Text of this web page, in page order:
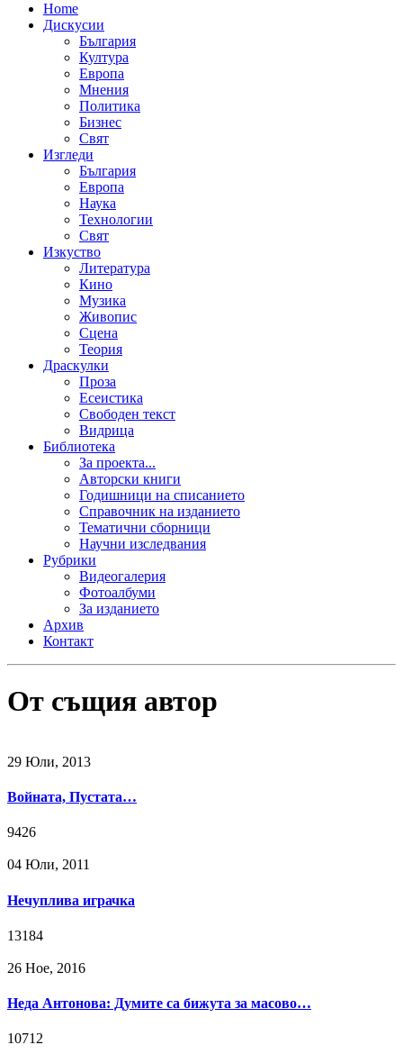
Home
Дискусии
България
Култура
Европа
Мнения
Политика
Бизнес
Свят
Изгледи
България
Европа
Наука
Технологии
Свят
Изкуство
Литература
Кино
Музика
Живопис
Сцена
Теория
Драскулки
Проза
Есеистика
Свободен текст
Видрица
Библиотека
За проекта...
Авторски книги
Годишници на списанието
Справочник на изданието
Тематични сборници
Научни изследвания
Рубрики
Видеогалерия
Фотоалбуми
За изданието
Архив
Контакт
От същия автор
29 Юли, 2013
Войната, Пустата…
9426
04 Юли, 2011
Нечуплива играчка
13184
26 Ное, 2016
Неда Антонова: Думите са бижута за масово…
10712